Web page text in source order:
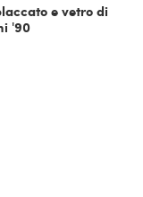
e vetro di
'90